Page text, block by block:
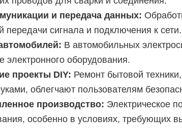
и передача данных:
передачи сигнала и подключения к сети.
В автомобильных
электронного оборудования.
проекты DIY: Ремонт бытовой
облегчают пользователям
производство: Электрическое
особенно в условиях, требующих